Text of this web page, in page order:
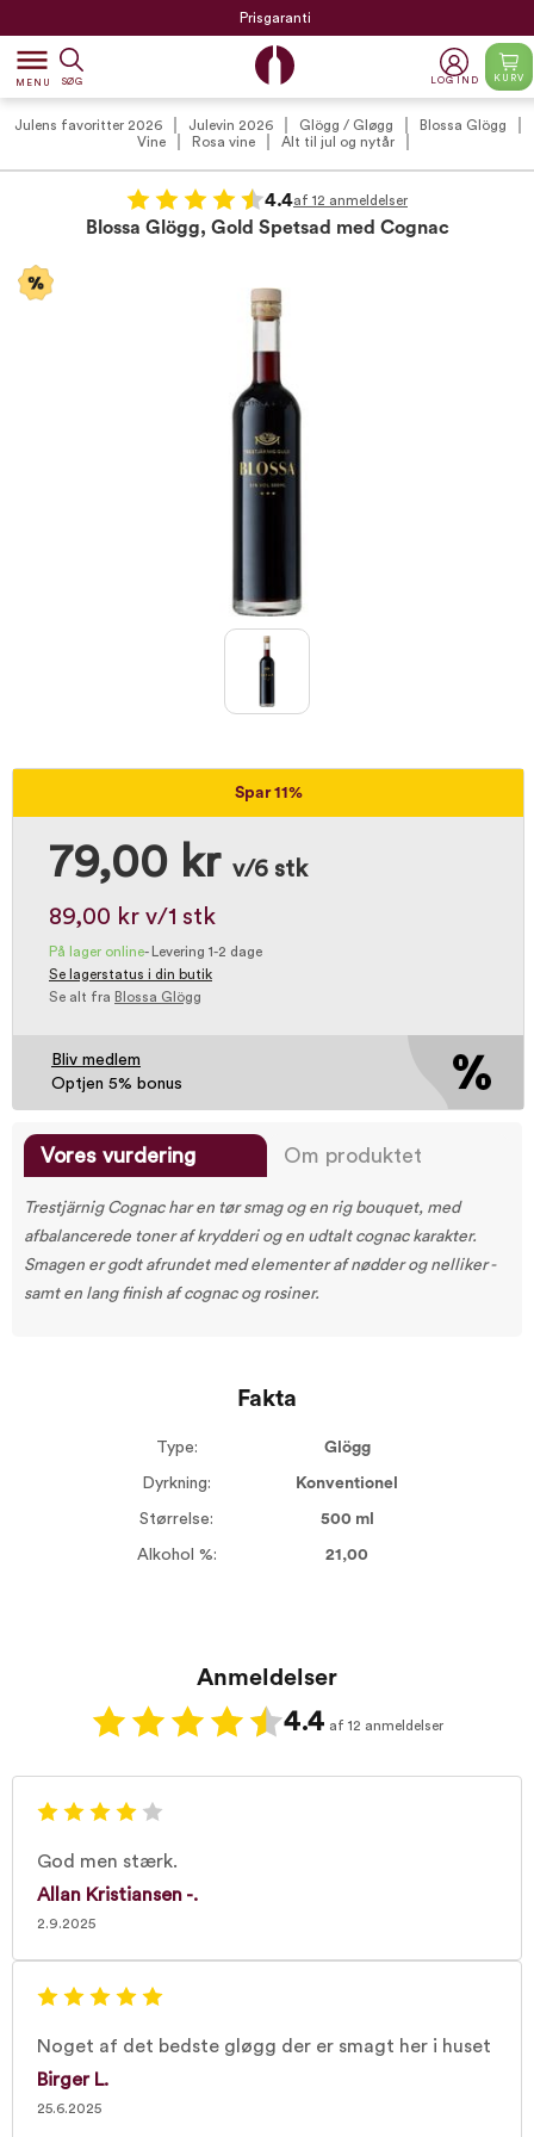
Prisgaranti
dehaze
MENU SØG LOG IND KURV
Julens favoritter 2026 Julevin 2026 Glögg / Gløgg
Blossa Glögg
Vine
Rosa vine Alt til jul og nytår
4.4af 12 anmeldelser
Blossa Glögg, Gold Spetsad med Cognac
Spar 11%
79,00 kr v/6 stk
89,00 kr v/1 stk
På lager online-
Levering 1-2 dage
Se lagerstatus i din butik
Se alt fra Blossa Glögg
Bliv medlem
Optjen 5% bonus
Vores vurdering Om produktet
Trestjärnig Cognac har en tør smag og en rig bouquet, med
afbalancerede toner af krydderi og en udtalt cognac karakter.
Smagen er godt afrundet med elementer af nødder og nelliker -
samt en lang finish af cognac og rosiner.
Fakta
Type: Glögg
Dyrkning: Konventionel
Størrelse: 500 ml
Alkohol %: 21,00
Anmeldelser
4.4 af 12 anmeldelser
God men stærk.
Allan Kristiansen -.
2.9.2025
Noget af det bedste gløgg der er smagt her i huset
Birger L.
25.6.2025